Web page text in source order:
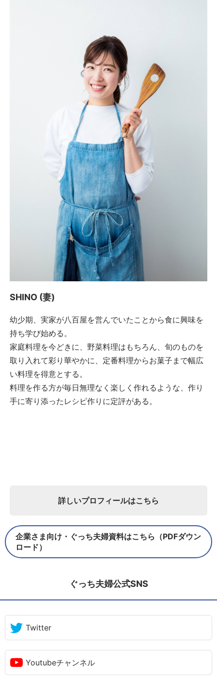
SHINO (妻)
幼少期、実家が八百屋を営んでいたことから食に興味を
持ち学び始める。
家庭料理を今どきに、野菜料理はもちろん、旬のものを
取り入れて彩り華やかに、定番料理からお菓子まで幅広
い料理を得意とする。
料理を作る方が毎日無理なく楽しく作れるような、作り
手に寄り添ったレシピ作りに定評がある。
詳しいプロフィールはこちら
企業さま向け・ぐっち夫婦資料はこちら（PDFダウン
ロード）
ぐっち夫婦公式SNS
Twitter
Youtubeチャンネル